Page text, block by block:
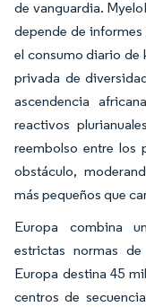
de vanguardia.
depende de
el consumo diario de
privada de
ascendencia
reactivos
reembolso entre los
obstáculo,
más pequeños que
Europa combina
estrictas normas
Europa destina 45
centros de